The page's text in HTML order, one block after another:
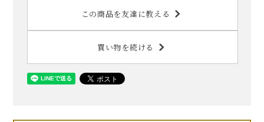
この商品を友達に教える
買い物を続ける